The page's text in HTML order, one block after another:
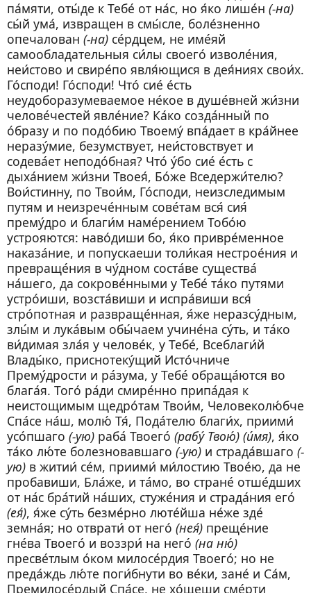
па́мяти, оты́де к Тебе́ от на́с, но я́ко лише́н (-на)
сы́й ума́, извращен в смы́сле, боле́зненно
опечалован (-на) се́рдцем, не име́яй
самообладательныя си́лы своего́ изволе́ния,
неи́стово и свире́по явля́ющися в дея́ниях свои́х.
Го́споди! Го́споди! Что́ сие́ е́сть
неудоборазумеваемое не́кое в душе́вней жи́зни
челове́честей явле́ние? Ка́ко созда́нный по
о́бразу и по подо́бию Твоему́ впа́дает в кра́йнее
неразу́мие, безумствует, неи́стовствует и
содева́ет неподо́бная? Что́ у́бо сие́ е́сть с
дыха́нием жи́зни Твоея́, Бо́же Вседержи́телю?
Вои́стинну, по Твои́м, Го́споди, неизследимым
путям и неизрече́нным сове́там вся́ сия́
прему́дро и благи́м наме́рением Тобо́ю
устрояются: наво́диши бо, я́ко привре́менное
наказа́ние, и попускаеши толи́кая нестрое́ния и
превраще́ния в чу́дном соста́ве существа́
на́шего, да сокрове́нными у Тебе́ та́ко путями
устро́иши, возста́виши и испра́виши вся́
стро́потная и развраще́нная, я́же неразсу́дным,
злы́м и лука́вым обы́чаем учине́на су́ть, и та́ко
ви́димая зла́я у челове́к, у Тебе́, Всеблаги́й
Влады́ко, приснотеку́щий Исто́чниче
Прему́дрости и ра́зума, у Тебе́ обраща́ются во
блага́я. Того́ ра́ди смире́нно припа́дая к
неистощимым щедро́там Твои́м, Человеколю́бче
Спа́се на́ш, молю́ Тя́, Пода́телю благи́х, приими́
усо́пшаго (-ую) раба́ Твоего́ (рабу́ Твою́) (и́мя), я́ко
та́ко лю́те болезновавшаго (-ую) и страда́вшаго (-
ую) в житии́ се́м, приими́ ми́лостию Твое́ю, да не
пробавиши, Бла́же, и та́мо, во стране́ отше́дших
от на́с бра́тий на́ших, стуже́ния и страда́ния его́
(ея́), я́же су́ть безме́рно люте́йша не́же зде́
земна́я; но отврати́ от него́ (нея́) преще́ние
гне́ва Твоего́ и воззри́ на него́ (на ню́)
пресве́тлым о́ком милосе́рдия Твоего́; но не
преда́ждь лю́те поги́бнути во ве́ки, зане́ и Са́м,
Премилосе́рдый Спа́се, не хо́щеши сме́рти